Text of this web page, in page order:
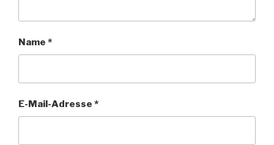
Name *
E-Mail-Adresse *